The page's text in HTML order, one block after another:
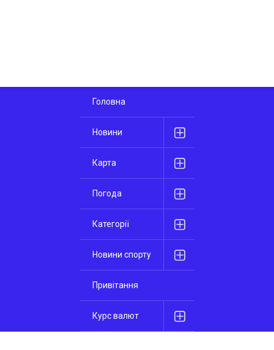
Головна
Новини
Карта
Погода
Категорії
Новини спорту
Привітання
Курс валют